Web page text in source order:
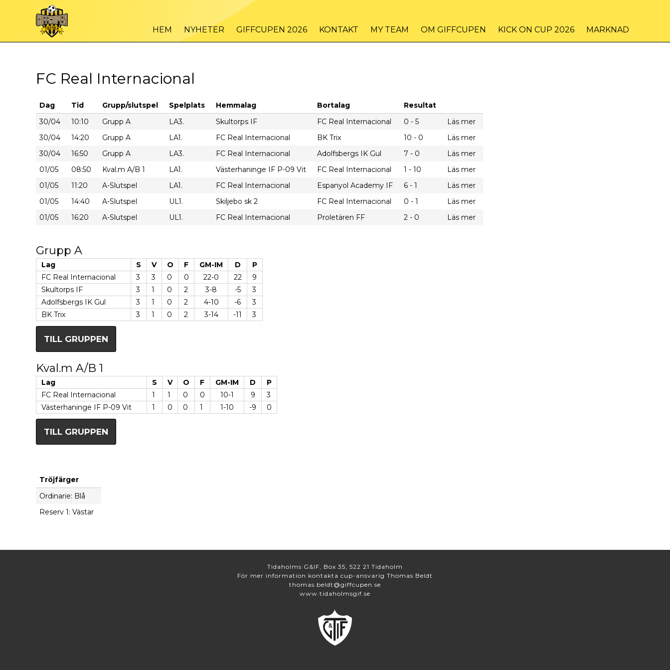
HEM NYHETER GIFFCUPEN 2026 KONTAKT MY TEAM OM GIFFCUPEN KICK ON CUP 2026 MARKNAD
FC Real Internacional
Dag Tid Grupp/slutspel Spelplats Hemmalag Bortalag
Resultat
30/04
10:10 Grupp A LA3. Skultorps IF FC Real Internacional 0 - 5
Läs mer
30/04
14:20 Grupp A LA1. FC Real Internacional BK Trix 10 - 0
Läs mer
30/04
16:50 Grupp A LA3. FC Real Internacional Adolfsbergs IK Gul 7 - 0
Läs mer
01/05
08:50 Kval.m A/B 1 LA1. Västerhaninge IF P-09 Vit FC Real Internacional 1 - 10
Läs mer
01/05
11:20 A-Slutspel LA1. FC Real Internacional Espanyol Academy IF 6 - 1
Läs mer
01/05
14:40 A-Slutspel UL1. Skiljebo sk 2 FC Real Internacional 0 - 1
Läs mer
01/05
16:20 A-Slutspel UL1. FC Real Internacional Proletären FF 2 - 0 Läs mer
Grupp A
Lag S V O F GM-IM D
P
FC Real Internacional
3 3 0 0 22-0 22
9
Skultorps IF
3 1 0 2 3-8 -5
3
Adolfsbergs IK Gul
3 1 0 2 4-10 -6
3
BK Trix
3 1 0 2 3-14 -11 3
TILL GRUPPEN
Kval.m A/B 1
Lag S V O F GM-IM D
P
FC Real Internacional
1 1 0 0 10-1 9
3
Västerhaninge IF P-09 Vit
1 0 0 1 1-10 -9 0
TILL GRUPPEN
Tröjfärger
Ordinarie: Blå
Reserv 1: Västar
Tidaholms G&IF, Box 35, 522 21 Tidaholm
För mer information kontakta cup-ansvarig Thomas Beldt
thomas.beldt@giffcupen.se
www.tidaholmsgif.se